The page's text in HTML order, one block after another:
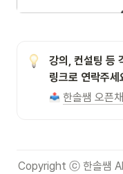
강의, 컨설팅 등
링크로 연락주세
한솔쌤 오픈
Copyright ⓒ 한솔쌤